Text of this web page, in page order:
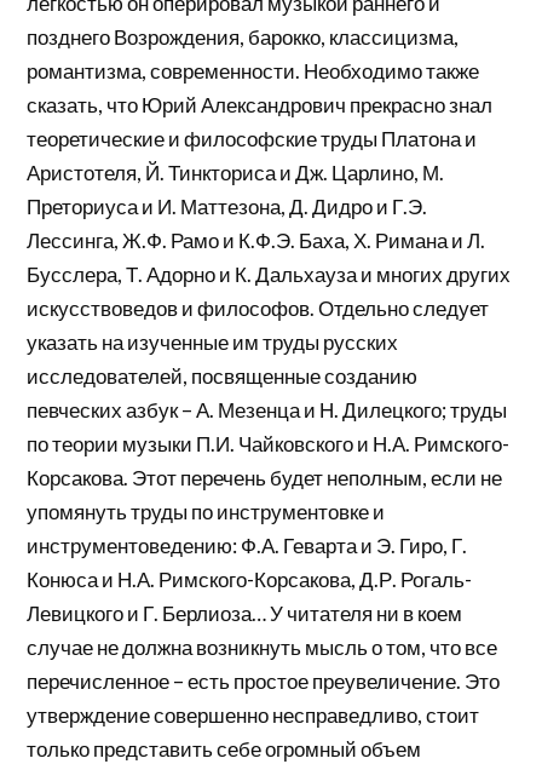
позднего Возрождения, барокко, классицизма,
романтизма, современности. Необходимо также
сказать, что Юрий Александрович прекрасно знал
теоретические и философские труды Платона и
Аристотеля, Й. Тинкториса и Дж. Царлино, М.
Преториуса и И. Маттезона, Д. Дидро и Г.Э.
Лессинга, Ж.Ф. Рамо и К.Ф.Э. Баха, Х. Римана и Л.
Бусслера, Т. Адорно и К. Дальхауза и многих других
искусствоведов и философов. Отдельно следует
указать на изученные им труды русских
исследователей, посвященные созданию
певческих азбук – А. Мезенца и Н. Дилецкого; труды
по теории музыки П.И. Чайковского и Н.А. Римского-
Корсакова. Этот перечень будет неполным, если не
упомянуть труды по инструментовке и
инструментоведению: Ф.А. Геварта и Э. Гиро, Г.
Конюса и Н.А. Римского-Корсакова, Д.Р. Рогаль-
Левицкого и Г. Берлиоза… У читателя ни в коем
случае не должна возникнуть мысль о том, что все
перечисленное – есть простое преувеличение. Это
утверждение совершенно несправедливо, стоит
только представить себе огромный объем